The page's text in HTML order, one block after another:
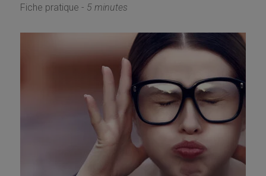
Fiche pratique - 5 minutes